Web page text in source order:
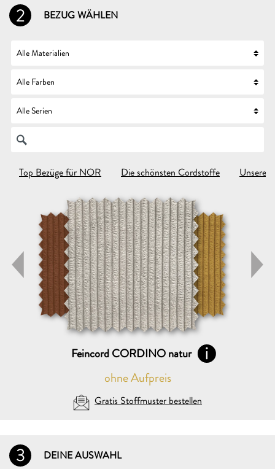
2 BEZUG WÄHLEN
Top Bezüge für NOR Die schönsten Cordstoffe Unsere
Feincord CORDINO natur
ohne Aufpreis
Gratis Stoffmuster bestellen
DEINE AUSWAHL (max. 5)
3 DEINE AUSWAHL